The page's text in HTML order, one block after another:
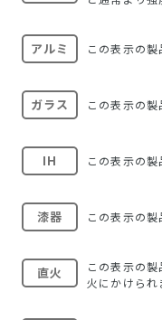
アルミ この表示の製
ガラス この表示の製
IH この表示の製
漆器 この表示の製
直火
この表示の
火にかけられ